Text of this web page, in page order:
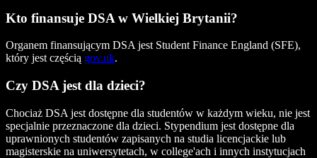
Kto finansuje DSA w Wielkiej Brytanii?
Organem finansującym DSA jest Student Finance England (SFE),
który jest częścią gov.uk.
Czy DSA jest dla dzieci?
Chociaż DSA jest dostępne dla studentów w każdym wieku, nie jest
specjalnie przeznaczone dla dzieci. Stypendium jest dostępne dla
uprawnionych studentów zapisanych na studia licencjackie lub
magisterskie na uniwersytetach, w college'ach i innych instytucjach